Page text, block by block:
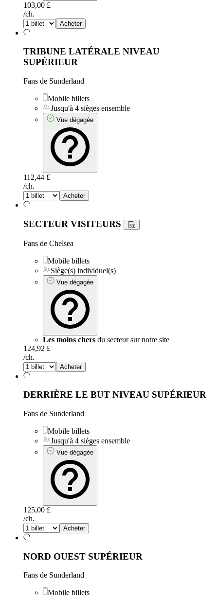
103,00 £
/ch.
Acheter
TRIBUNE LATÉRALE NIVEAU
SUPÉRIEUR
Fans de Sunderland
Mobile billets
Jusqu'à 4 sièges ensemble
Vue dégagée
112,44 £
/ch.
Acheter
SECTEUR VISITEURS
Fans de Chelsea
Mobile billets
Siège(s) individuel(s)
Vue dégagée
Les moins chers du secteur sur notre site
124,92 £
/ch.
Acheter
DERRIÈRE LE BUT NIVEAU SUPÉRIEUR
Fans de Sunderland
Mobile billets
Jusqu'à 4 sièges ensemble
Vue dégagée
125,00 £
/ch.
Acheter
NORD OUEST SUPÉRIEUR
Fans de Sunderland
Mobile billets